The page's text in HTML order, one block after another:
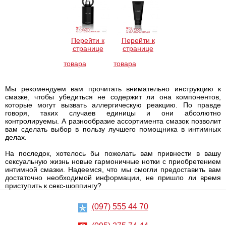
Перейти к
странице
товара
Перейти к
странице
товара
Мы рекомендуем вам прочитать внимательно инструкцию к
смазке, чтобы убедиться не содержит ли она компонентов,
которые могут вызвать аллергическую реакцию. По правде
говоря, таких случаев единицы и они абсолютно
контролируемы. А разнообразие ассортимента смазок позволит
вам сделать выбор в пользу лучшего помощника в интимных
делах.
На последок, хотелось бы пожелать вам привнести в вашу
сексуальную жизнь новые гармоничные нотки с приобретением
интимной смазки. Надеемся, что мы смогли предоставить вам
достаточно необходимой информации, не пришло ли время
приступить к секс-шоппингу?
(097) 555 44 70